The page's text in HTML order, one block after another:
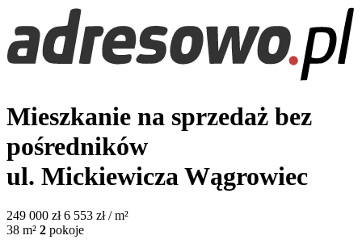
Mieszkanie na sprzedaż bez
pośredników
ul. Mickiewicza Wągrowiec
249 000 zł 6 553 zł / m²
38 m² 2 pokoje